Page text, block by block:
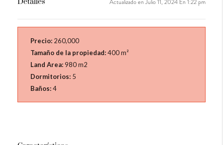
Actualizado en Julio 11, 2024 En 1:22 pm
Precio: 260,000
Tamaño de la propiedad:400 m²
Land Area:980 m2
Dormitorios: 5
Baños:4